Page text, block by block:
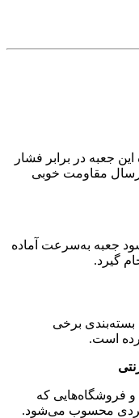
جعبه در برابر فشار
مقاومت خوبی
جعبه به‌سرعت آماده
گیرد.
بسته‌بندی برخی
است.
و فروشگاه‌هایی که
محسوب می‌شود.